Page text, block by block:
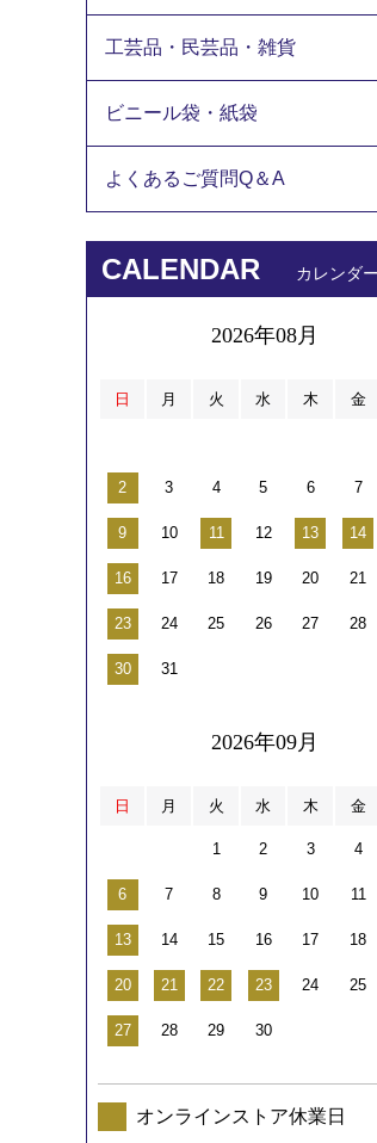
工芸品・民芸品・雑貨
ビニール袋・紙袋
よくあるご質問Q＆A
CALENDAR カレンダー
2026年08月
日 月 火 水 木 金
2 3 4 5 6 7
9 10 11 12 13 14
16 17 18 19 20 21
23 24 25 26 27 28
30 31
2026年09月
日 月 火 水 木 金
1 2 3 4
6 7 8 9 10 11
13 14 15 16 17 18
20 21 22 23 24 25
27 28 29 30
オンラインストア休業日